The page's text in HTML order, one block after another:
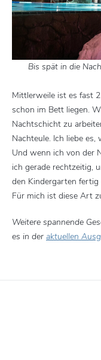
Bis spät in die
Mittlerweile ist es fast
schon im Bett liegen.
Nachtschicht zu
Nachteule. Ich liebe
Und wenn ich von der
ich gerade rechtzeitig,
den Kindergarten
Für mich ist diese Art
Weitere spannende
es in der aktuellen